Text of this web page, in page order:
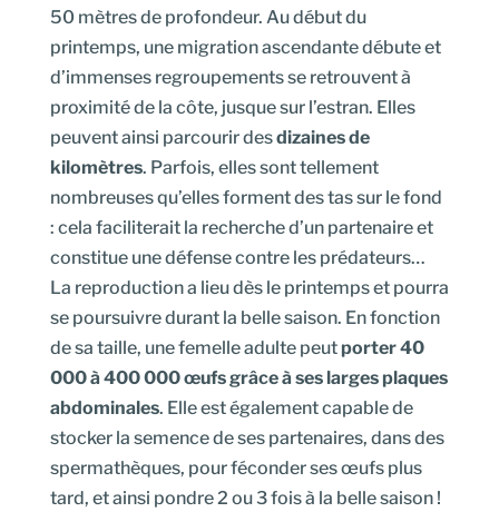
50 mètres de profondeur. Au début du
printemps, une migration ascendante débute et
d’immenses regroupements se retrouvent à
proximité de la côte, jusque sur l’estran. Elles
peuvent ainsi parcourir desdizaines de
kilomètres. Parfois, elles sont tellement
nombreuses qu’elles forment des tas sur le fond
: cela faciliterait la recherche d’un partenaire et
constitue une défense contre les prédateurs…
La reproduction a lieu dès le printemps et pourra
se poursuivre durant la belle saison. En fonction
de sa taille, une femelle adulte peutporter 40
000 à 400 000 œufs grâce à ses larges plaques
abdominales. Elle est également capable de
stocker la semence de ses partenaires, dans des
spermathèques, pour féconder ses œufs plus
tard, et ainsi pondre 2 ou 3 fois à la belle saison !